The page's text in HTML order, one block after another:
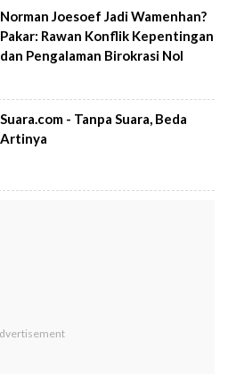
Norman Joesoef Jadi Wamenhan?
Pakar: Rawan Konflik Kepentingan
dan Pengalaman Birokrasi Nol
Suara.com - Tanpa Suara, Beda
Artinya